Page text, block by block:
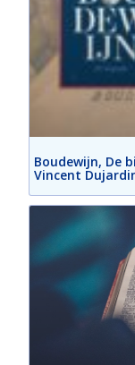
Boudewijn, De
Vincent